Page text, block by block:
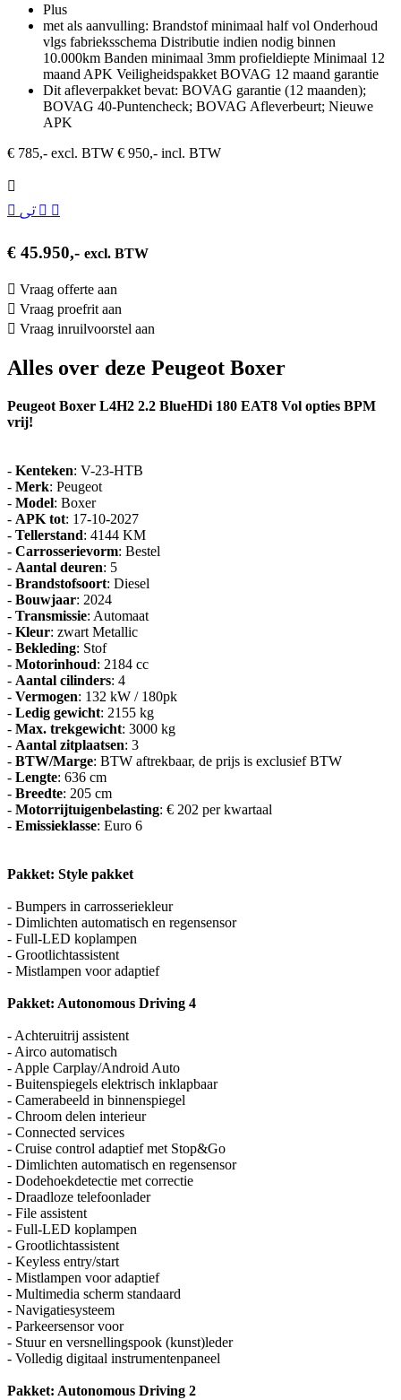
Plus
met als aanvulling: Brandstof minimaal half vol Onderhoud
vlgs fabrieksschema Distributie indien nodig binnen
10.000km Banden minimaal 3mm profieldiepte Minimaal 12
maand APK Veiligheidspakket BOVAG 12 maand garantie
Dit afleverpakket bevat: BOVAG garantie (12 maanden);
BOVAG 40-Puntencheck; BOVAG Afleverbeurt; Nieuwe
APK
€ 785,- excl. BTW € 950,- incl. BTW
€ 45.950,- excl. BTW
Vraag offerte aan
Vraag proefrit aan
Vraag inruilvoorstel aan
Alles over deze Peugeot Boxer
Peugeot Boxer L4H2 2.2 BlueHDi 180 EAT8 Vol opties BPM
vrij!
- Kenteken: V-23-HTB
- Merk: Peugeot
- Model: Boxer
- APK tot: 17-10-2027
- Tellerstand: 4144 KM
- Carrosserievorm: Bestel
- Aantal deuren: 5
- Brandstofsoort: Diesel
- Bouwjaar: 2024
- Transmissie: Automaat
- Kleur: zwart Metallic
- Bekleding: Stof
- Motorinhoud: 2184 cc
- Aantal cilinders: 4
- Vermogen: 132 kW / 180pk
- Ledig gewicht: 2155 kg
- Max. trekgewicht: 3000 kg
- Aantal zitplaatsen: 3
- BTW/Marge: BTW aftrekbaar, de prijs is exclusief BTW
- Lengte: 636 cm
- Breedte: 205 cm
- Motorrijtuigenbelasting: € 202 per kwartaal
- Emissieklasse: Euro 6
Pakket: Style pakket
- Bumpers in carrosseriekleur
- Dimlichten automatisch en regensensor
- Full-LED koplampen
- Grootlichtassistent
- Mistlampen voor adaptief
Pakket: Autonomous Driving 4
- Achteruitrij assistent
- Airco automatisch
- Apple Carplay/Android Auto
- Buitenspiegels elektrisch inklapbaar
- Camerabeeld in binnenspiegel
- Chroom delen interieur
- Connected services
- Cruise control adaptief met Stop&Go
- Dimlichten automatisch en regensensor
- Dodehoekdetectie met correctie
- Draadloze telefoonlader
- File assistent
- Full-LED koplampen
- Grootlichtassistent
- Keyless entry/start
- Mistlampen voor adaptief
- Multimedia scherm standaard
- Navigatiesysteem
- Parkeersensor voor
- Stuur en versnellingspook (kunst)leder
- Volledig digitaal instrumentenpaneel
Pakket: Autonomous Driving 2